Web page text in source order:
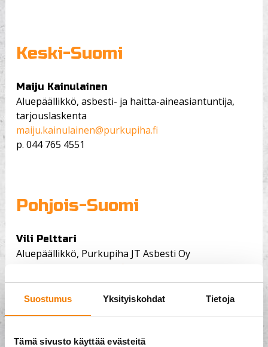
Suostumus Yksityiskohdat Tietoja
Tämä sivusto käyttää evästeitä
Keski-Suomi
Maiju Kainulainen
Aluepäällikkö, asbesti- ja haitta-aineasiantuntija,
tarjouslaskenta
maiju.kainulainen@purkupiha.fi
p.044 765 4551
Pohjois-Suomi
Vili Pelttari
Aluepäällikkö, Purkupiha JT Asbesti Oy
vili.pelttari@purkupiha.fi
p.050 308 1830